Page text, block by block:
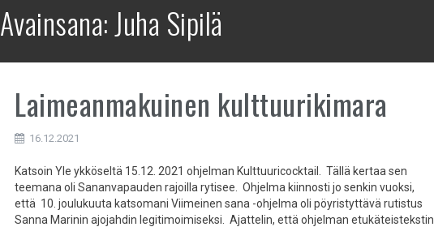
Avainsana: Juha Sipilä
Laimeanmakuinen kulttuurikimara
16.12.2021
Katsoin Yle ykköseltä 15.12. 2021 ohjelman Kulttuuricocktail. Tällä kertaa sen
teemana oli Sananvapauden rajoilla rytisee. Ohjelma kiinnosti jo senkin vuoksi,
että 10. joulukuuta katsomani Viimeinen sana -ohjelma oli pöyristyttävä rutistus
Sanna Marinin ajojahdin legitimoimiseksi. Ajattelin, että ohjelman etukäteistekstin